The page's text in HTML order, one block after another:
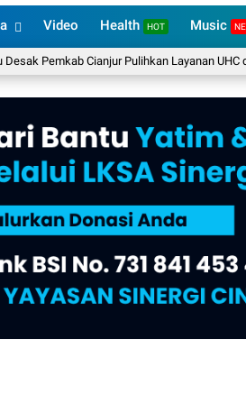
Video Health HOT Music
Cianjur Pulihkan Layanan UHC dan